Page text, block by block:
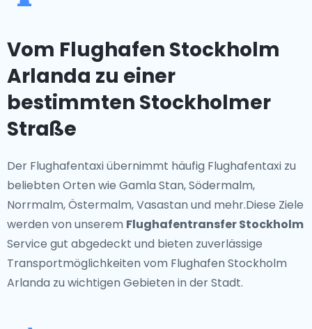
Vom Flughafen Stockholm
Arlanda zu einer
bestimmten Stockholmer
Straße
Der Flughafentaxi übernimmt häufig Flughafentaxi zu
beliebten Orten wie Gamla Stan, Södermalm,
Norrmalm, Östermalm, Vasastan und mehr.Diese Ziele
werden von unserem Flughafentransfer Stockholm
Service gut abgedeckt und bieten zuverlässige
Transportmöglichkeiten vom Flughafen Stockholm
Arlanda zu wichtigen Gebieten in der Stadt.